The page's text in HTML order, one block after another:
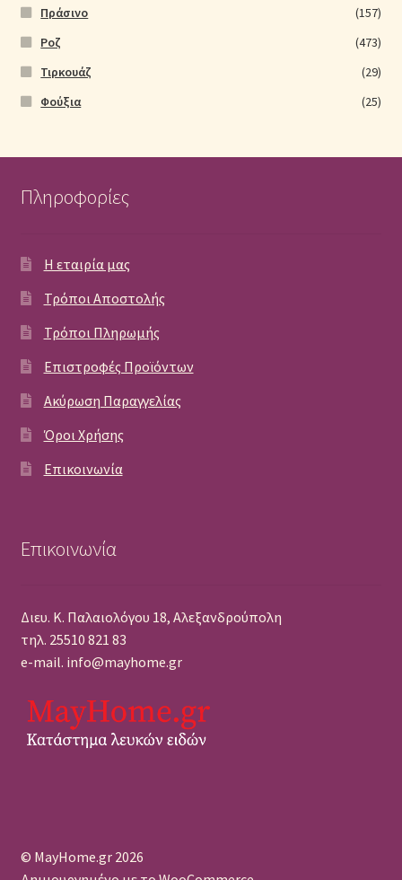
Πράσινο
(157)
Ροζ
(473)
Τιρκουάζ
(29)
Φούξια
(25)
Πληροφορίες
Η εταιρία μας
Τρόποι Αποστολής
Τρόποι Πληρωμής
Επιστροφές Προϊόντων
Ακύρωση Παραγγελίας
Όροι Χρήσης
Επικοινωνία
Επικοινωνία
Διευ. Κ. Παλαιολόγου 18, Αλεξανδρούπολη
τηλ. 25510 821 83
e-mail. info@mayhome.gr
© MayHome.gr 2026